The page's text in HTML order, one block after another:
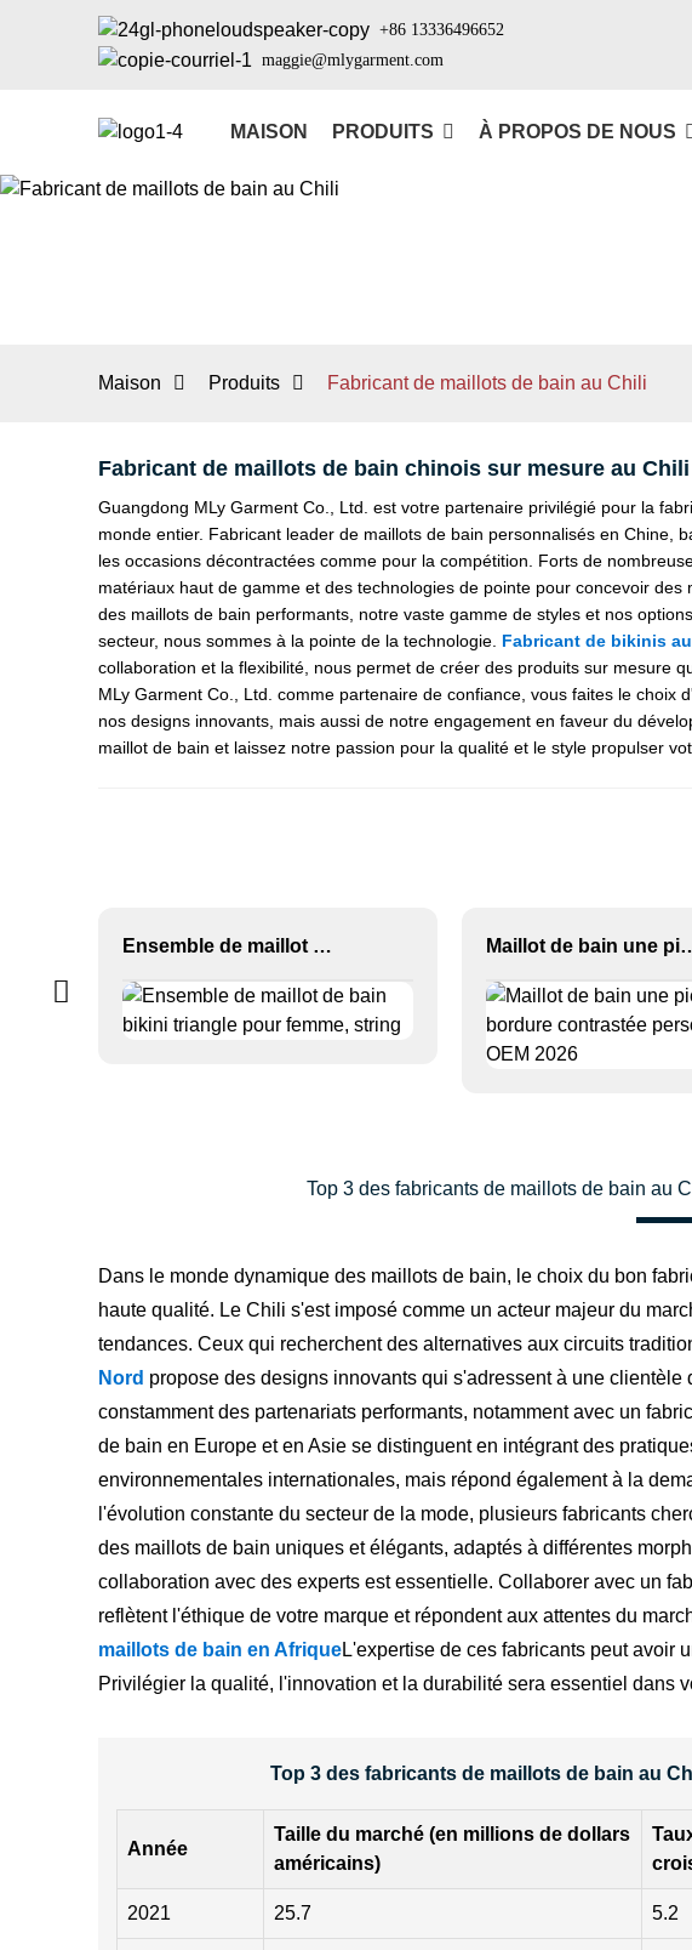
+86 13336496652
maggie@mlygarment.com
MAISON PRODUITS À PROPOS DE NOUS
Maison Produits Fabricant de maillots de bain au Chili
Fabricant de maillots de bain chinois sur mesure au Chili
Guangdong MLy Garment Co., Ltd. est votre partenaire privilégié pour la
monde entier. Fabricant leader de maillots de bain personnalisés en
les occasions décontractées comme pour la compétition. Forts de
matériaux haut de gamme et des technologies de pointe pour concevoir
des maillots de bain performants, notre vaste gamme de styles et nos
secteur, nous sommes à la pointe de la technologie. Fabricant de bikinis
collaboration et la flexibilité, nous permet de créer des produits sur mesure
MLy Garment Co., Ltd. comme partenaire de confiance, vous faites le choix
nos designs innovants, mais aussi de notre engagement en faveur du
maillot de bain et laissez notre passion pour la qualité et le style propulser
Ensemble de maillot de bain bikini triangle pour femme, string Maillot de bain une pièce à
Top 3 des fabricants de maillots de bain au
Dans le monde dynamique des maillots de bain, le choix du bon
haute qualité. Le Chili s'est imposé comme un acteur majeur du
tendances. Ceux qui recherchent des alternatives aux circuits
Nord propose des designs innovants qui s'adressent à une
constamment des partenariats performants, notamment avec un
de bain en Europe et en Asie se distinguent en intégrant des
environnementales internationales, mais répond également à la
l'évolution constante du secteur de la mode, plusieurs fabricants
des maillots de bain uniques et élégants, adaptés à différentes
collaboration avec des experts est essentielle. Collaborer avec un
reflètent l'éthique de votre marque et répondent aux attentes du
maillots de bain en AfriqueL'expertise de ces fabricants peut avoir
Privilégier la qualité, l'innovation et la durabilité sera essentiel dans
Top 3 des fabricants de maillots de bain au
Année
Taille du marché (en millions de dollars
américains)
2021 25.7 5.2